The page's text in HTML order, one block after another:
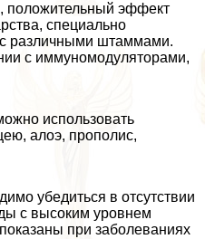
положительный эффект
специально
различными штаммами.
с иммуномодуляторами,
использовать
алоэ, прополис,
убедиться в отсутствии
с высоким уровнем
при заболеваниях